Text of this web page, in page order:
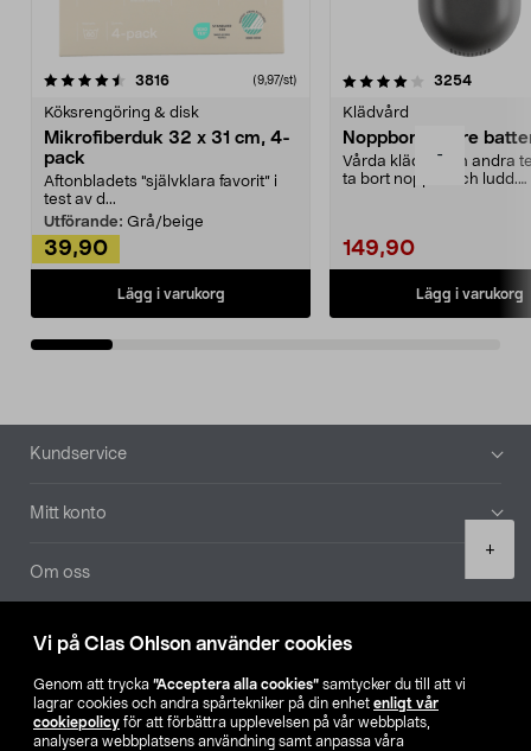
Vi på Clas Ohlson använder cookies
Genom att trycka ”Acceptera alla cookies” samtycker du till att vi
lagrar cookies och andra spårtekniker på din enhet enligt vår
cookiepolicy för att förbättra upplevelsen på vår webbplats,
analysera webbplatsens användning samt anpassa våra
-
+
3816recensioner (9,97/st)
Köksrengöring & disk
Mikrofiberduk 32 x 31 cm, 4-
pack
Aftonbladets "självklara favorit” i
test av d...
Utförande: Grå/beige
39,90
Lägg i varukorg
4.0av 5 stjärnor 3254
Klädvård
Noppborttagare
Vårda kläder och andra
ta bort noppor och ludd.
149,90
Lägg i varukorg
4.5av 5 stjärnor
Sidfot
Kundservice
Mitt konto
Om oss
Aktuellt
Våra bolag